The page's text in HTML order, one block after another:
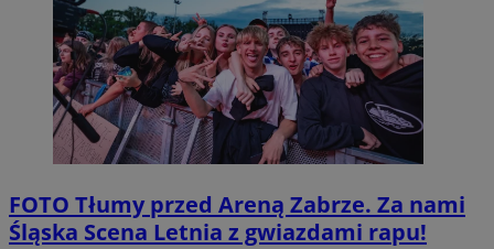
FOTO Tłumy przed Areną Zabrze. Za nami
Śląska Scena Letnia z gwiazdami rapu!